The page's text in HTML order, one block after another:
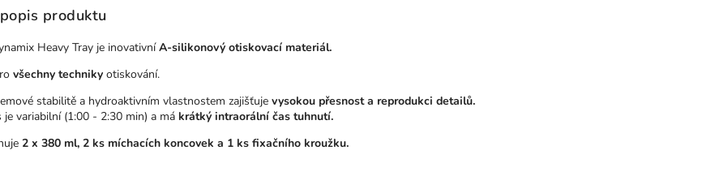
produktu
Heavy Tray je inovativníA-silikonový otiskovací materiál.
všechny techniky otiskování.
stabilitě a hydroaktivním vlastnostem zajišťuje vysokou přesnost a reprodukci detailů.
je variabilní (1:00 - 2:30 min) a má krátký intraorální čas tuhnutí.
2 x 380 ml, 2 ks míchacích koncovek a 1 ks fixačního kroužku.